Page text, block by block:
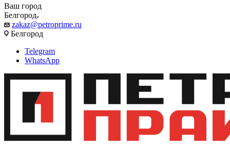
Ваш город
Белгород
zakaz@petroprime.ru
Белгород
Telegram
WhatsApp